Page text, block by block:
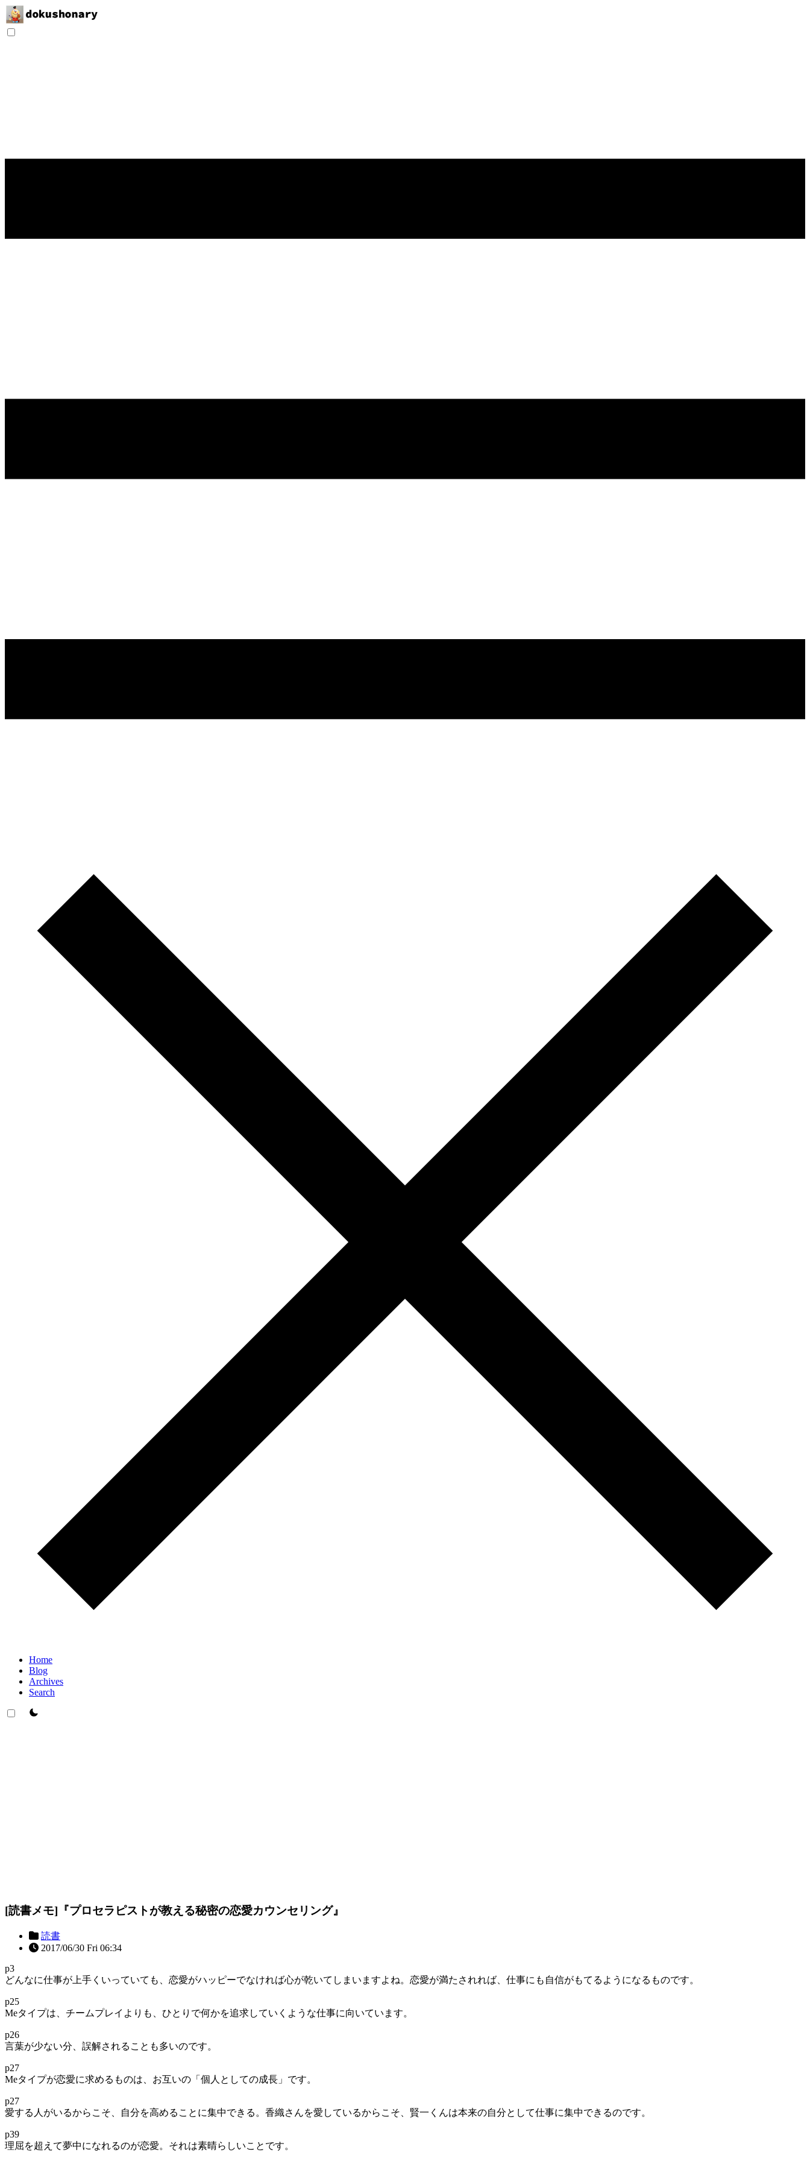
Home
Blog
Archives
Search
theme switcher
[読書メモ]『プロセラピストが教える秘密の恋愛カウンセリング』
読書
2017/06/30 Fri 06:34
p3
どんなに仕事が上手くいっていても、恋愛がハッピーでなければ心が乾いてしまいますよね。恋愛が満たされれば、仕事にも自信がもてるようになるものです。
p25
Meタイプは、チームプレイよりも、ひとりで何かを追求していくような仕事に向いています。
p26
言葉が少ない分、誤解されることも多いのです。
p27
Meタイプが恋愛に求めるものは、お互いの「個人としての成長」です。
p27
愛する人がいるからこそ、自分を高めることに集中できる。香織さんを愛しているからこそ、賢一くんは本来の自分として仕事に集中できるのです。
p39
理屈を超えて夢中になれるのが恋愛。それは素晴らしいことです。